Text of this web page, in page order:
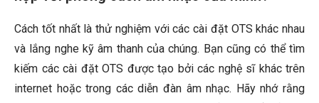
Cách tốt nhất là thử nghiệm với các cài đặt OTS khác nhau
và lắng nghe kỹ âm thanh của chúng. Bạn cũng có thể tìm
kiếm các cài đặt OTS được tạo bởi các nghệ sĩ khác trên
internet hoặc trong các diễn đàn âm nhạc. Hãy nhớ rằng